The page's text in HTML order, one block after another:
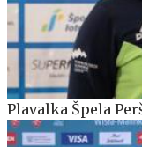
Plavalka Špela